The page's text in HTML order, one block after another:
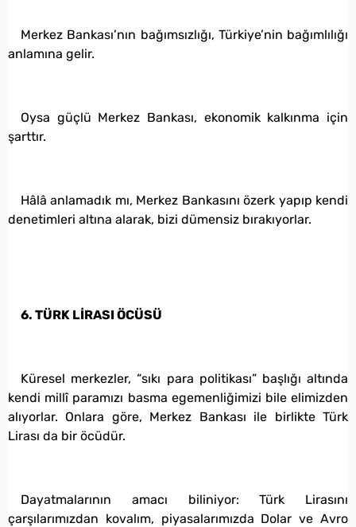
Merkez Bankası’nın bağımsızlığı, Türkiye’nin bağımlılığı
anlamına gelir.
Oysa güçlü Merkez Bankası, ekonomik kalkınma için
şarttır.
Hâlâ anlamadık mı, Merkez Bankasını özerk yapıp kendi
denetimleri altına alarak, bizi dümensiz bırakıyorlar.
6. TÜRK LİRASI ÖCÜSÜ
Küresel merkezler, “sıkı para politikası” başlığı altında
kendi millî paramızı basma egemenliğimizi bile elimizden
alıyorlar. Onlara göre, Merkez Bankası ile birlikte Türk
Lirası da bir öcüdür.
Dayatmalarının amacı biliniyor: Türk Lirasını
çarşılarımızdan kovalım, piyasalarımızda Dolar ve Avro